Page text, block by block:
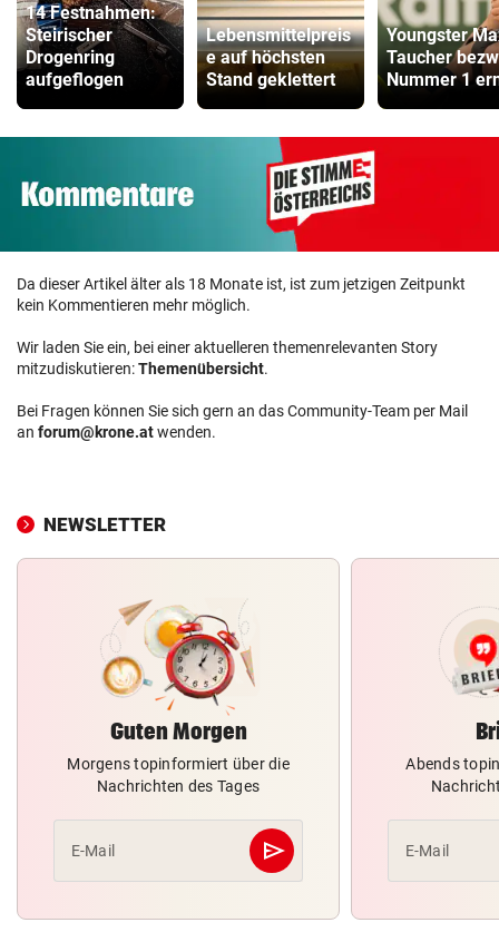
14 Festnahmen:
Steirischer
Drogenring
aufgeflogen
Lebensmittelpreis
e auf höchsten
Stand geklettert
Youngster
Taucher
Nummer 1
Da dieser Artikel älter als 18 Monate ist, ist zum jetzigen Zeitpunkt
kein Kommentieren mehr möglich.
Wir laden Sie ein, bei einer aktuelleren themenrelevanten Story
mitzudiskutieren:Themenübersicht.
Bei Fragen können Sie sich gern an das Community-Team per Mail
an forum@krone.atwenden.
NEWSLETTER
Guten Morgen
Morgens topinformiert über die
Nachrichten des Tages
E-Mail send
Abschicken
Abends
E-Mail